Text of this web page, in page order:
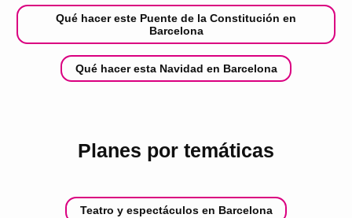
Qué hacer este Puente de la Constitución en
Barcelona
Qué hacer esta Navidad en Barcelona
Planes por temáticas
Teatro y espectáculos en Barcelona